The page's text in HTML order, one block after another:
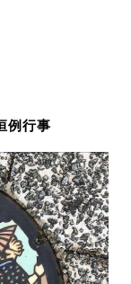
例行事